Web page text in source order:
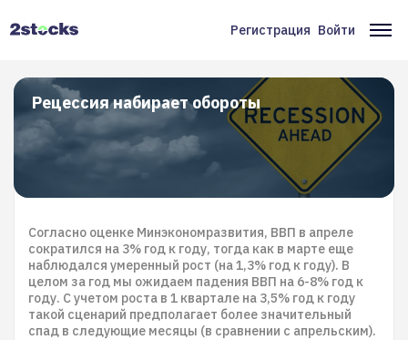
Меню
учётной
записи
пользователя
Регистрация Войти
Рецессия набирает обороты
Согласно оценке Минэкономразвития, ВВП в апреле
сократился на 3% год к году, тогда как в марте еще
наблюдался умеренный рост (на 1,3% год к году). В
целом за год мы ожидаем падения ВВП на 6-8% год к
году. С учетом роста в 1 квартале на 3,5% год к году
такой сценарий предполагает более значительный
спад в следующие месяцы (в сравнении с апрельским).